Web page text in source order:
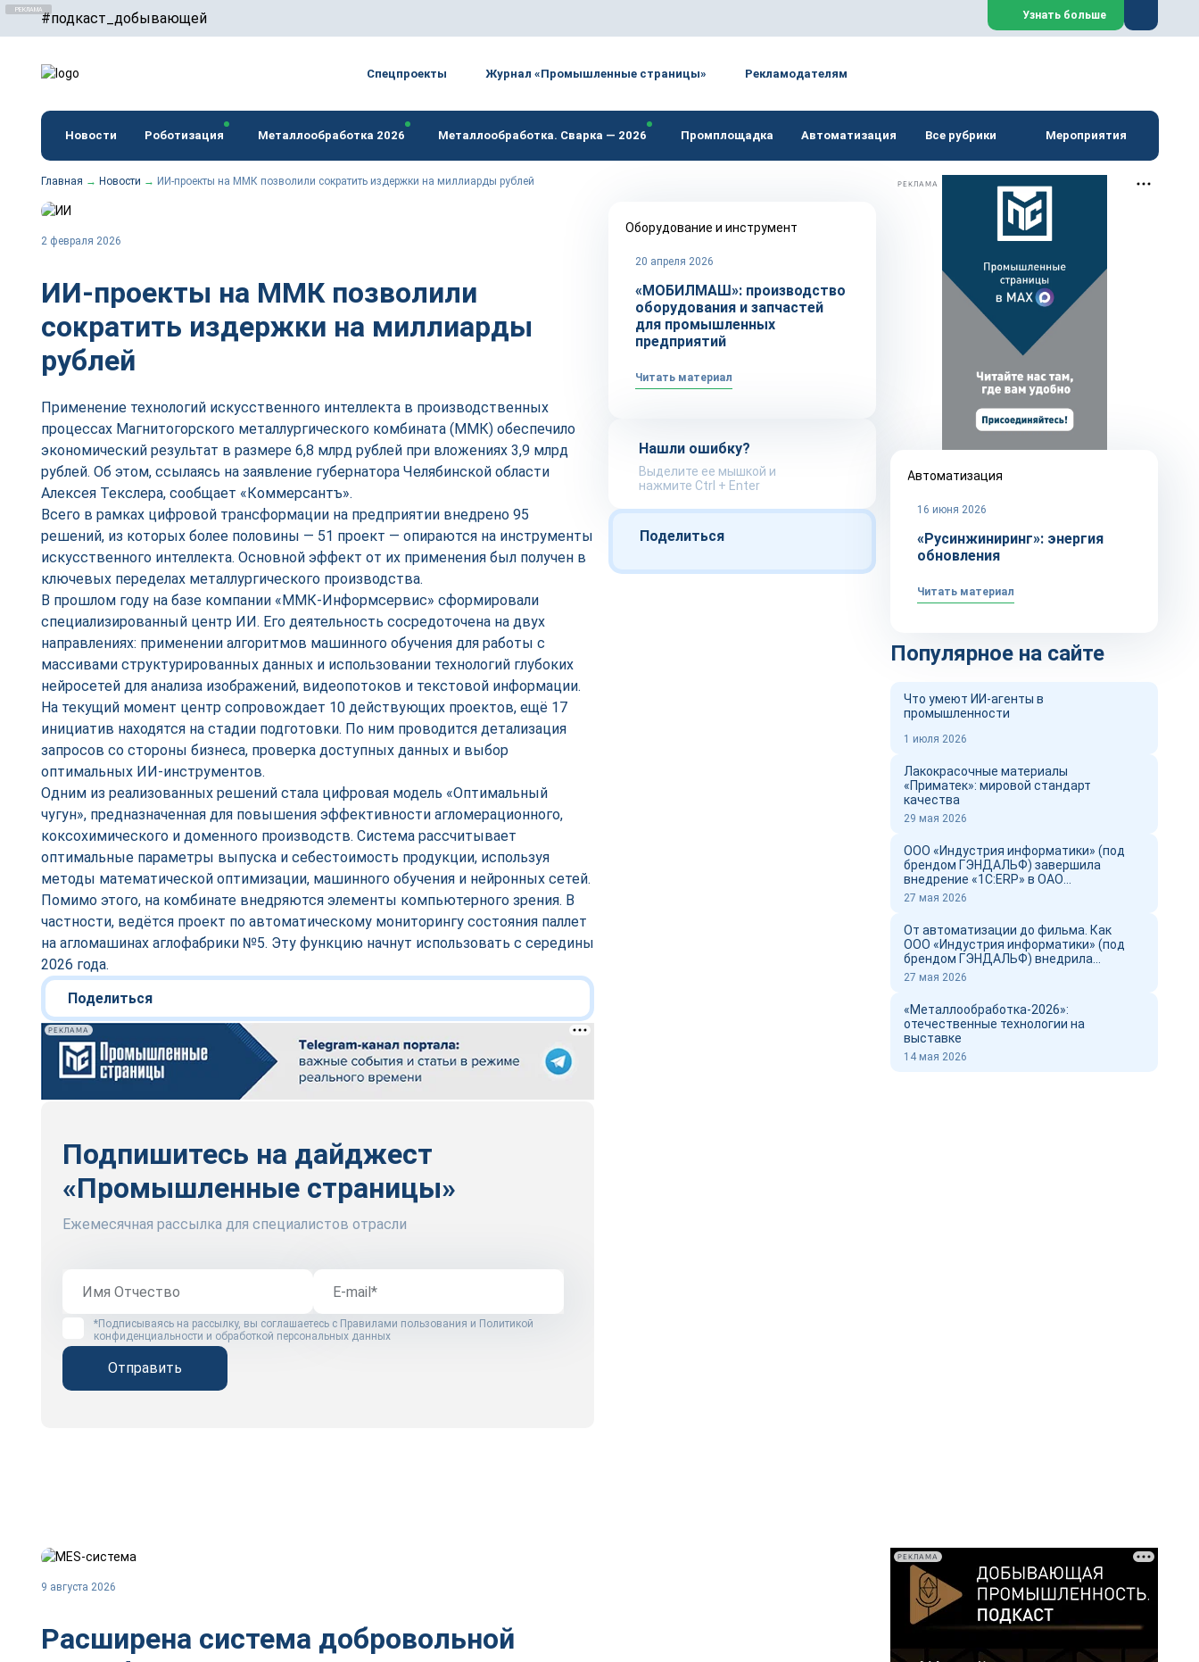
#подкаст_добывающей
erid: F7NfYUJCUneTVxVUwxTu
Узнать больше
Спецпроекты Журнал «Промышленные страницы» Рекламодателям
Новости Роботизация Металлообработка 2026 Металлообработка. Сварка — 2026 Промплощадка Автоматизация Все рубрики Мероприятия
Главная → Новости → ИИ-проекты на ММК позволили сократить издержки на миллиарды рублей
2 февраля 2026
ИИ-проекты на ММК позволили
сократить издержки на миллиарды
рублей
Применение технологий искусственного интеллекта в производственных
процессах Магнитогорского металлургического комбината (ММК) обеспечило
экономический результат в размере 6,8 млрд рублей при вложениях 3,9 млрд
рублей. Об этом, ссылаясь на заявление губернатора Челябинской области
Алексея Текслера, сообщает «Коммерсантъ».
Всего в рамках цифровой трансформации на предприятии внедрено 95
решений, из которых более половины — 51 проект — опираются на инструменты
искусственного интеллекта. Основной эффект от их применения был получен в
ключевых переделах металлургического производства.
В прошлом году на базе компании «ММК-Информсервис» сформировали
специализированный центр ИИ. Его деятельность сосредоточена на двух
направлениях: применении алгоритмов машинного обучения для работы с
массивами структурированных данных и использовании технологий глубоких
нейросетей для анализа изображений, видеопотоков и текстовой информации.
На текущий момент центр сопровождает 10 действующих проектов, ещё 17
инициатив находятся на стадии подготовки. По ним проводится детализация
запросов со стороны бизнеса, проверка доступных данных и выбор
оптимальных ИИ-инструментов.
Одним из реализованных решений стала цифровая модель «Оптимальный
чугун», предназначенная для повышения эффективности агломерационного,
коксохимического и доменного производств. Система рассчитывает
оптимальные параметры выпуска и себестоимость продукции, используя
методы математической оптимизации, машинного обучения и нейронных сетей.
Помимо этого, на комбинате внедряются элементы компьютерного зрения. В
частности, ведётся проект по автоматическому мониторингу состояния паллет
на агломашинах аглофабрики №5. Эту функцию начнут использовать с середины
2026 года.
Поделиться
РЕКЛАМА
Подпишитесь на дайджест
«Промышленные страницы»
Ежемесячная рассылка для специалистов отрасли
*Подписываясь на рассылку, вы соглашаетесь с Правилами пользования и Политикой
конфиденциальности и обработкой персональных данных
Отправить
Оборудование и инструмент
20 апреля 2026
«МОБИЛМАШ»: производство
оборудования и запчастей
для промышленных
предприятий
Читать материал
Нашли ошибку?
Выделите ее мышкой и
нажмите Ctrl + Enter
Поделиться
РЕКЛАМА
Автоматизация
16 июня 2026
«Русинжиниринг»: энергия
обновления
Читать материал
Популярное на сайте
Что умеют ИИ-агенты в
промышленности
1 июля 2026
Лакокрасочные материалы
«Приматек»: мировой стандарт
качества
29 мая 2026
ООО «Индустрия информатики» (под
брендом ГЭНДАЛЬФ) завершила
внедрение «1С:ERP» в ОАО
«Новоросцемент» и выпустил фильм о
27 мая 2026
От автоматизации до фильма. Как
ООО «Индустрия информатики» (под
брендом ГЭНДАЛЬФ) внедрила
«1С:ERP» в ОАО «Новоросцемент»
27 мая 2026
«Металлообработка-2026»:
отечественные технологии на
выставке
14 мая 2026
9 августа 2026
Расширена система добровольной
РЕКЛАМА